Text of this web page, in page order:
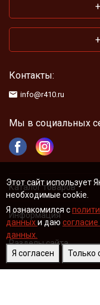
Этот сайт использует
необходимые cookie.
Я ознакомился с
данныхи даю
данных.
Я согласен
Только
Контакты:
info@r410.ru
Мы в социальных
Каталог товаров
Информация
Разделы сайта